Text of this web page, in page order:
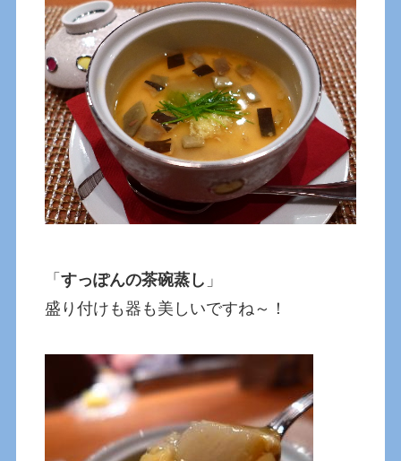
「すっぽんの茶碗蒸し 」
盛り付けも器も美しいですね～！